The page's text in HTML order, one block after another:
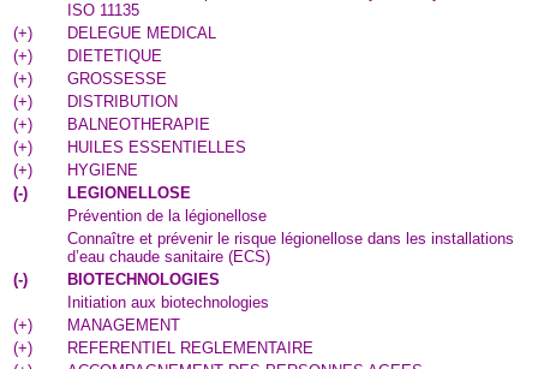
ISO 11135
(+)
DELEGUE MEDICAL
(+)
DIETETIQUE
(+)
GROSSESSE
(+)
DISTRIBUTION
(+)
BALNEOTHERAPIE
(+)
HUILES ESSENTIELLES
(+)
HYGIENE
(-)
LEGIONELLOSE
Prévention de la légionellose
Connaître et prévenir le risque légionellose dans les installations
d’eau chaude sanitaire (ECS)
(-)
BIOTECHNOLOGIES
Initiation aux biotechnologies
(+)
MANAGEMENT
(+)
REFERENTIEL REGLEMENTAIRE